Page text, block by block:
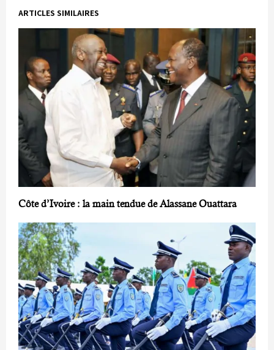
ARTICLES SIMILAIRES
Côte d’Ivoire : la main tendue de Alassane Ouattara